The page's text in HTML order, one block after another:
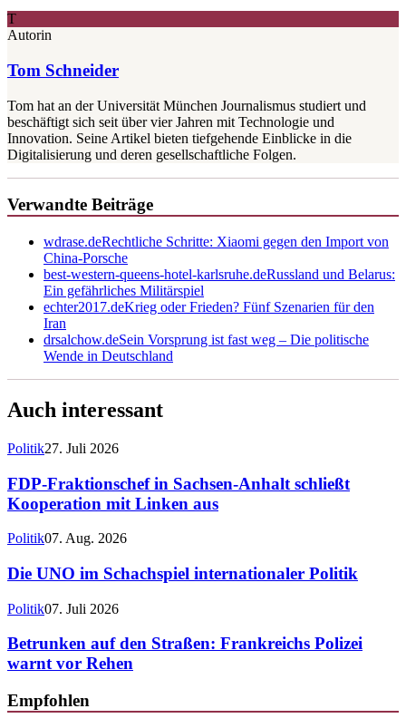
T
Autorin
Tom Schneider
Tom hat an der Universität München Journalismus studiert und
beschäftigt sich seit über vier Jahren mit Technologie und
Innovation. Seine Artikel bieten tiefgehende Einblicke in die
Digitalisierung und deren gesellschaftliche Folgen.
Verwandte Beiträge
wdrase.deRechtliche Schritte: Xiaomi gegen den Import von
China-Porsche
best-western-queens-hotel-karlsruhe.deRussland und Belarus:
Ein gefährliches Militärspiel
echter2017.deKrieg oder Frieden? Fünf Szenarien für den
Iran
drsalchow.deSein Vorsprung ist fast weg – Die politische
Wende in Deutschland
Auch interessant
Politik27. Juli 2026
FDP-Fraktionschef in Sachsen-Anhalt schließt
Kooperation mit Linken aus
Politik07. Aug. 2026
Die UNO im Schachspiel internationaler Politik
Politik07. Juli 2026
Betrunken auf den Straßen: Frankreichs Polizei
warnt vor Rehen
Empfohlen